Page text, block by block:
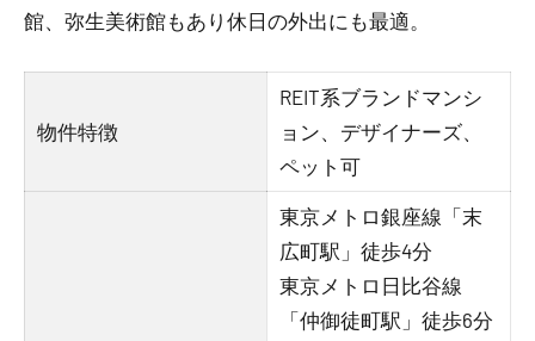
館、弥生美術館もあり休日の外出にも最適。
物件特徴
REIT系ブランドマンシ
ョン、デザイナーズ、
ペット可
東京メトロ銀座線「末
広町駅」徒歩4分
東京メトロ日比谷線
「仲御徒町駅」徒歩6分